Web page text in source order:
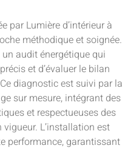
par Lumière d’intérieur à
méthodique et soignée.
audit énergétique qui
et d’évaluer le bilan
diagnostic est suivi par la
sur mesure, intégrant des
et respectueuses des
L’installation est
performance, garantissant